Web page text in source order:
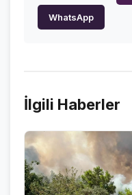
WhatsApp
İlgili Haberler